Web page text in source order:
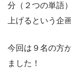
分（２つの単語
上げるという企画
今回は９名の方
ました！